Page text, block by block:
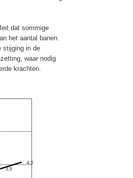
dat sommige
het aantal banen.
stijging in de
waar nodig
krachten.